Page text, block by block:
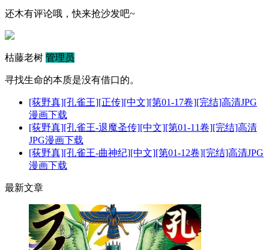
还木有评论哦，快来抢沙发吧~
枯藤老树 管理员
寻找生命的本质是没有借口的。
[荻野真][孔雀王][正传][中文][第01-17卷][完结]高清JPG
漫画下载
[荻野真][孔雀王-退魔圣传][中文][第01-11卷][完结]高清
JPG漫画下载
[荻野真][孔雀王-曲神纪][中文][第01-12卷][完结]高清JPG
漫画下载
最新文章